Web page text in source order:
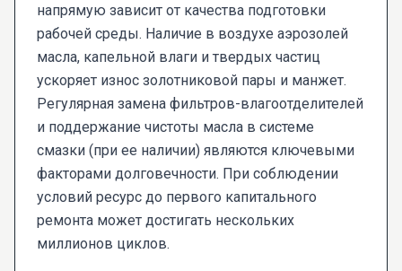
напрямую зависит от качества подготовки
рабочей среды. Наличие в воздухе аэрозолей
масла, капельной влаги и твердых частиц
ускоряет износ золотниковой пары и манжет.
Регулярная замена фильтров-влагоотделителей
и поддержание чистоты масла в системе
смазки (при ее наличии) являются ключевыми
факторами долговечности. При соблюдении
условий ресурс до первого капитального
ремонта может достигать нескольких
миллионов циклов.